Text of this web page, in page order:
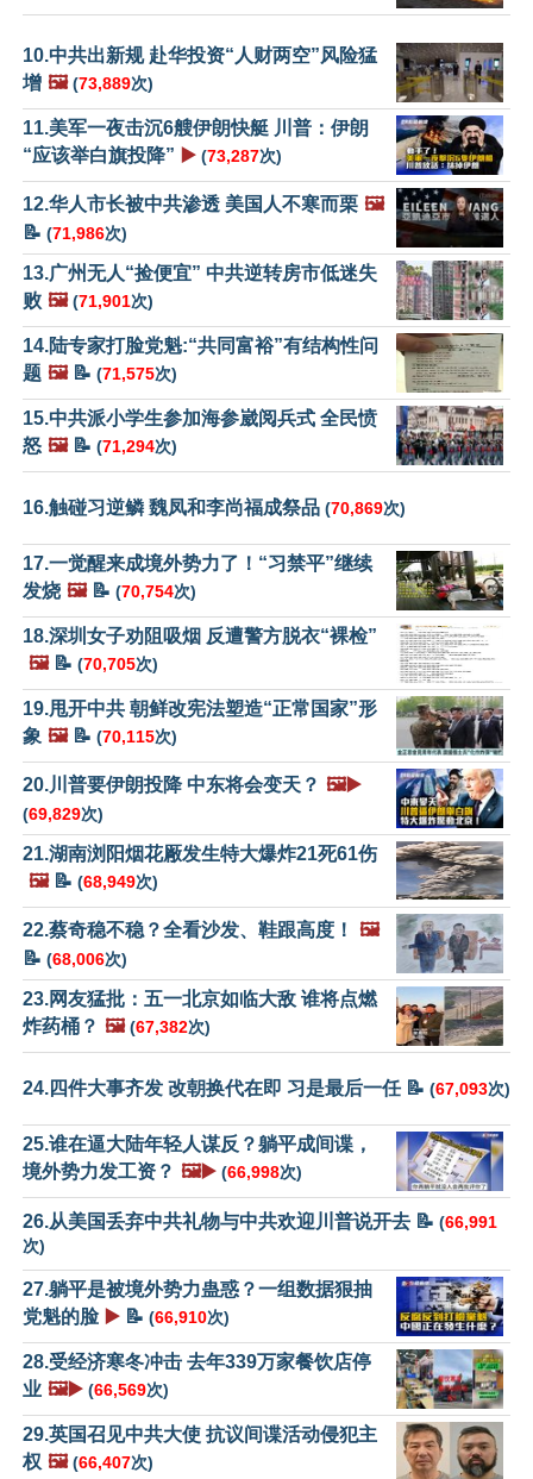
10.中共出新规 赴华投资“人财两空”风险猛
增 🖼️ (73,889次)
11.美军一夜击沉6艘伊朗快艇 川普：伊朗
“应该举白旗投降” ▶️ (73,287次)
12.华人市长被中共渗透 美国人不寒而栗 🖼️
📝 (71,986次)
13.广州无人“捡便宜” 中共逆转房市低迷失
败 🖼️ (71,901次)
14.陆专家打脸党魁:“共同富裕”有结构性问
题 🖼️📝 (71,575次)
15.中共派小学生参加海参崴阅兵式 全民愤
怒 🖼️📝 (71,294次)
16.触碰习逆鳞 魏凤和李尚福成祭品 (70,869次)
17.一觉醒来成境外势力了！“习禁平”继续
发烧 🖼️📝 (70,754次)
18.深圳女子劝阻吸烟 反遭警方脱衣“裸检”
🖼️📝 (70,705次)
19.甩开中共 朝鲜改宪法塑造“正常国家”形
象 🖼️📝 (70,115次)
20.川普要伊朗投降 中东将会变天？ 🖼️▶️
(69,829次)
21.湖南浏阳烟花厰发生特大爆炸21死61伤
🖼️📝 (68,949次)
22.蔡奇稳不稳？全看沙发、鞋跟高度！
🖼️
📝 (68,006次)
23.网友猛批：五一北京如临大敌 谁将点燃
炸药桶？ 🖼️ (67,382次)
24.四件大事齐发 改朝换代在即 习是最后一任 📝 (67,093次)
25.谁在逼大陆年轻人谋反？躺平成间谍，
境外势力发工资？ 🖼️▶️ (66,998次)
26.从美国丢弃中共礼物与中共欢迎川普说开去 📝 (66,991
次)
27.躺平是被境外势力蛊惑？一组数据狠抽
党魁的脸 ▶️ 📝 (66,910次)
28.受经济寒冬冲击 去年339万家餐饮店停
业 🖼️▶️ (66,569次)
29.英国召见中共大使 抗议间谍活动侵犯主
权 🖼️ (66,407次)